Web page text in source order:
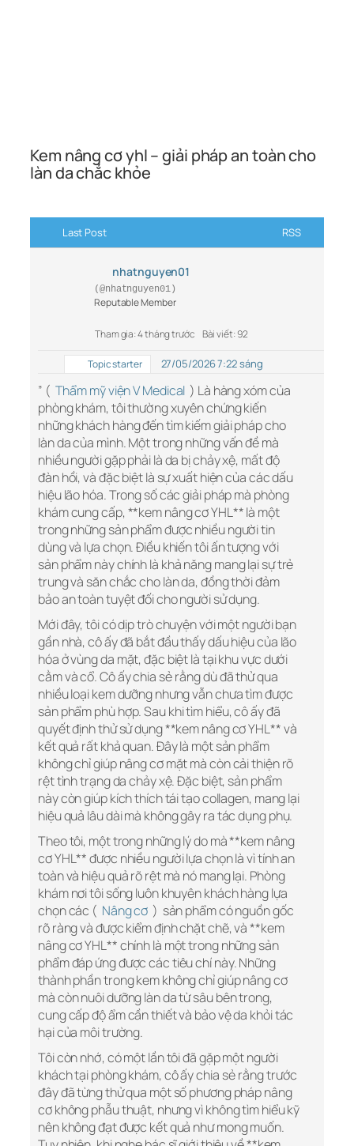
Kem nâng cơ yhl – giải pháp an toàn cho
làn da chắc khỏe
Last Post RSS
nhatnguyen01
(@nhatnguyen01)
Reputable Member
Tham gia: 4 tháng trước Bài viết: 92
Topic starter 27/05/2026 7:22 sáng
” ( Thẩm mỹ viện V Medical ) Là hàng xóm của
phòng khám, tôi thường xuyên chứng kiến
những khách hàng đến tìm kiếm giải pháp cho
làn da của mình. Một trong những vấn đề mà
nhiều người gặp phải là da bị chảy xệ, mất độ
đàn hồi, và đặc biệt là sự xuất hiện của các dấu
hiệu lão hóa. Trong số các giải pháp mà phòng
khám cung cấp, **kem nâng cơ YHL** là một
trong những sản phẩm được nhiều người tin
dùng và lựa chọn. Điều khiến tôi ấn tượng với
sản phẩm này chính là khả năng mang lại sự trẻ
trung và săn chắc cho làn da, đồng thời đảm
bảo an toàn tuyệt đối cho người sử dụng.
Mới đây, tôi có dịp trò chuyện với một người bạn
gần nhà, cô ấy đã bắt đầu thấy dấu hiệu của lão
hóa ở vùng da mặt, đặc biệt là tại khu vực dưới
cằm và cổ. Cô ấy chia sẻ rằng dù đã thử qua
nhiều loại kem dưỡng nhưng vẫn chưa tìm được
sản phẩm phù hợp. Sau khi tìm hiểu, cô ấy đã
quyết định thử sử dụng **kem nâng cơ YHL** và
kết quả rất khả quan. Đây là một sản phẩm
không chỉ giúp nâng cơ mặt mà còn cải thiện rõ
rệt tình trạng da chảy xệ. Đặc biệt, sản phẩm
này còn giúp kích thích tái tạo collagen, mang lại
hiệu quả lâu dài mà không gây ra tác dụng phụ.
Theo tôi, một trong những lý do mà **kem nâng
cơ YHL** được nhiều người lựa chọn là vì tính an
toàn và hiệu quả rõ rệt mà nó mang lại. Phòng
khám nơi tôi sống luôn khuyên khách hàng lựa
chọn các ( Nâng cơ ) sản phẩm có nguồn gốc
rõ ràng và được kiểm định chặt chẽ, và **kem
nâng cơ YHL** chính là một trong những sản
phẩm đáp ứng được các tiêu chí này. Những
thành phần trong kem không chỉ giúp nâng cơ
mà còn nuôi dưỡng làn da từ sâu bên trong,
cung cấp độ ẩm cần thiết và bảo vệ da khỏi tác
hại của môi trường.
Tôi còn nhớ, có một lần tôi đã gặp một người
khách tại phòng khám, cô ấy chia sẻ rằng trước
đây đã từng thử qua một số phương pháp nâng
cơ không phẫu thuật, nhưng vì không tìm hiểu kỹ
nên không đạt được kết quả như mong muốn.